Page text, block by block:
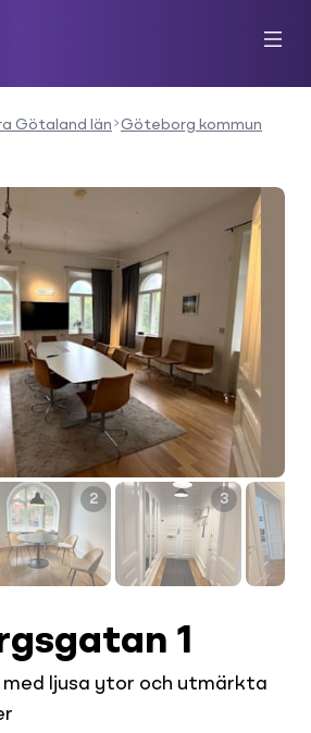
Götaland län
Göteborg kommun
2 3
1
ljusa ytor och utmärkta